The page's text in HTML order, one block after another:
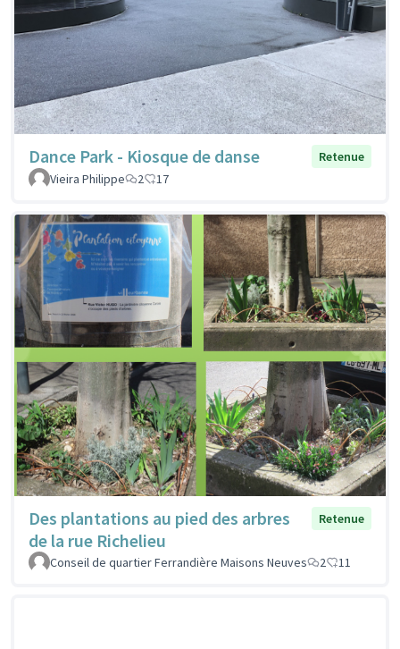
Dance Park - Kiosque de danse
Retenue
Vieira Philippe
2 17
Des plantations au pied des arbres
de la rue Richelieu
Retenue
Conseil de quartier Ferrandière Maisons Neuves 2 11